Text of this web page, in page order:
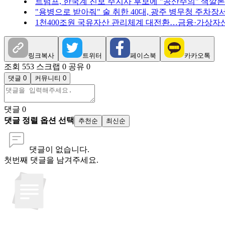
"용병으로 받아줘" 술 취한 40대, 광주 병무청 주차장
1천400조원 국유자산 관리체계 대전환…금융·가상자
링크복사 트위터 페이스북 카카오톡
조회 553 스크랩 0 공유 0
댓글 0 커뮤니티 0
댓글 0
댓글 정렬 옵션 선택
추천순 최신순
댓글이 없습니다.
첫번째 댓글을 남겨주세요.